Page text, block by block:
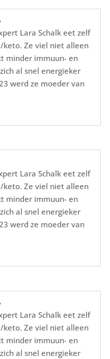
Lara Schalk eet zelf
Ze viel niet alleen
minder immuun- en
al snel energieker
werd ze moeder van
Lara Schalk eet zelf
Ze viel niet alleen
minder immuun- en
al snel energieker
werd ze moeder van
Lara Schalk eet zelf
Ze viel niet alleen
minder immuun- en
al snel energieker